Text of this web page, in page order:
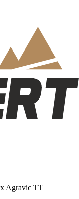
Agravic TT